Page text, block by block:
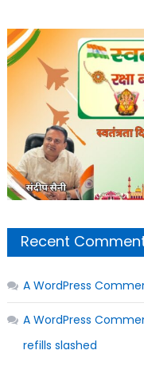
Recent
A WordPress
A WordPress
refills slashed